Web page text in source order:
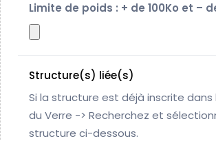
Limite de poids : + de 100Ko et –
Structure(s) liée(s)
Si la structure est déjà inscrite dans
du Verre -> Recherchez et
structure ci-dessous.